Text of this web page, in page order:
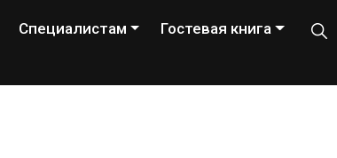
Специалистам Гостевая книга